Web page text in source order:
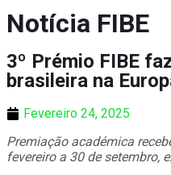
Notícia FIBE
3º Prémio FIBE
brasileira na
Fevereiro 24, 2025
Premiação académica
fevereiro a 30 de setembro,